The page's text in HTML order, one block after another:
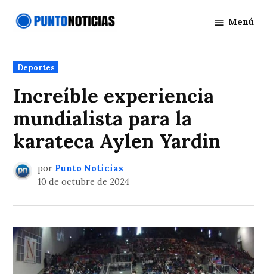
Noticias
Menú
Publicado
en
Deportes
Increíble experiencia
mundialista para la
karateca Aylen Yardin
por Punto Noticias
10 de octubre de 2024